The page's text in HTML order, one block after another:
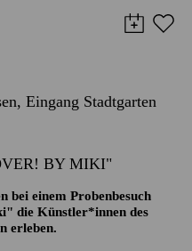
Eingang Stadtgarten
BY MIKI"